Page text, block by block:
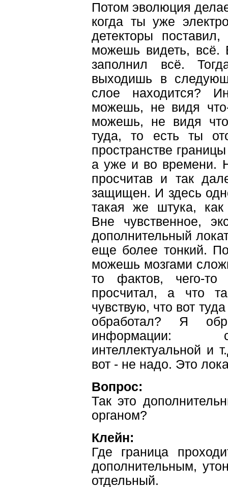
Потом эволюция
когда ты уже
детекторы
можешь видеть,
заполнил всё.
выходишь в
слое находится?
можешь, не видя
можешь, не видя
туда, то есть ты
пространстве
а уже и во времени.
просчитав и так
защищен. И здесь
такая же штука, как
Вне чувственное,
дополнительный
еще более тонкий.
можешь мозгами
то фактов, чего-
просчитал, а что
чувствую, что вот
обработал? Я
информации:
интеллектуальной и
вот - не надо. Это
Вопрос:
Так это
органом?
Клейн:
Где граница
дополнительным,
отдельный.